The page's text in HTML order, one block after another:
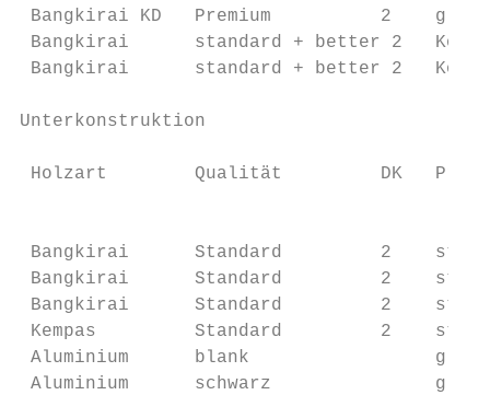
Bangkirai KD   Premium          2
Bangkirai      standard + better 2
Bangkirai      standard + better 2
Unterkonstruktion
Holzart        Qualität         DK   Profil
Bangkirai      Standard         2
Bangkirai      Standard         2
Bangkirai      Standard         2
Kempas         Standard         2
Aluminium      blank
Aluminium      schwarz